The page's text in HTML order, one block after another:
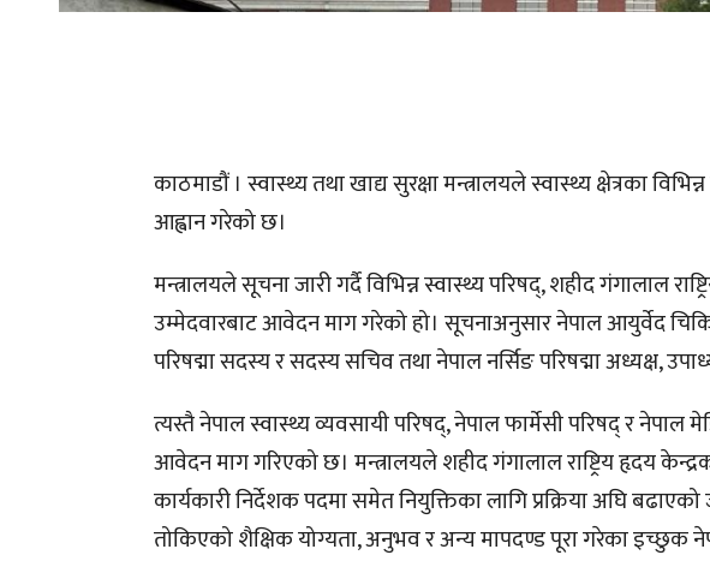
काठमाडौं । स्वास्थ्य तथा खाद्य सुरक्षा मन्त्रालयले स्वास्थ्य क्षेत्रका
आह्वान गरेको छ।
मन्त्रालयले सूचना जारी गर्दै विभिन्न स्वास्थ्य परिषद्, शहीद गंगालाल
उम्मेदवारबाट आवेदन माग गरेको हो। सूचनाअनुसार नेपाल आयुर्वेद
परिषद्मा सदस्य र सदस्य सचिव तथा नेपाल नर्सिङ परिषद्मा अध्यक्ष,
त्यस्तै नेपाल स्वास्थ्य व्यवसायी परिषद्, नेपाल फार्मेसी परिषद् र नेपाल
आवेदन माग गरिएको छ। मन्त्रालयले शहीद गंगालाल राष्ट्रिय हृदय
कार्यकारी निर्देशक पदमा समेत नियुक्तिका लागि प्रक्रिया अघि
तोकिएको शैक्षिक योग्यता, अनुभव र अन्य मापदण्ड पूरा गरेका इच्छुक